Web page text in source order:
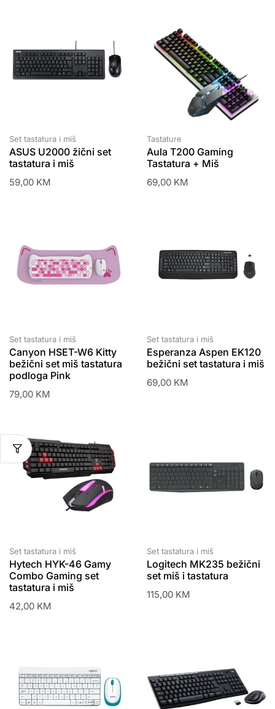
Set tastatura i miš
ASUS U2000 žični set
tastatura i miš
59,00 KM
Tastature
Aula T200 Gaming
Tastatura + Miš
69,00 KM
Set tastatura i miš
Canyon HSET-W6 Kitty
bežični set miš tastatura
podloga Pink
79,00 KM
Set tastatura i miš
Esperanza Aspen EK120
bežični set tastatura i miš
69,00 KM
Set tastatura i miš
Hytech HYK-46 Gamy
Combo Gaming set
tastatura i miš
42,00 KM
Set tastatura i miš
Logitech MK235 bežični
set miš i tastatura
115,00 KM